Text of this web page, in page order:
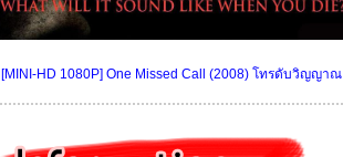
[MINI-HD 1080P] One Missed Call (2008) โทรดับวิญญาณ